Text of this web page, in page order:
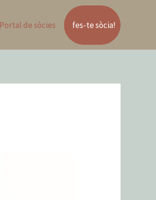
Portal de sòcies fes-te sòcia!